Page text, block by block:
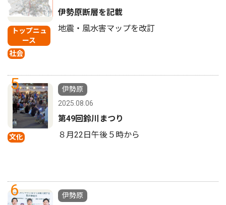
トップニュ
ース
社会
伊勢原断層を記載
地震・風水害マップを改訂
5
文化
伊勢原
2025.08.06
第49回鈴川まつり
８月22日午後５時から
6
伊勢原